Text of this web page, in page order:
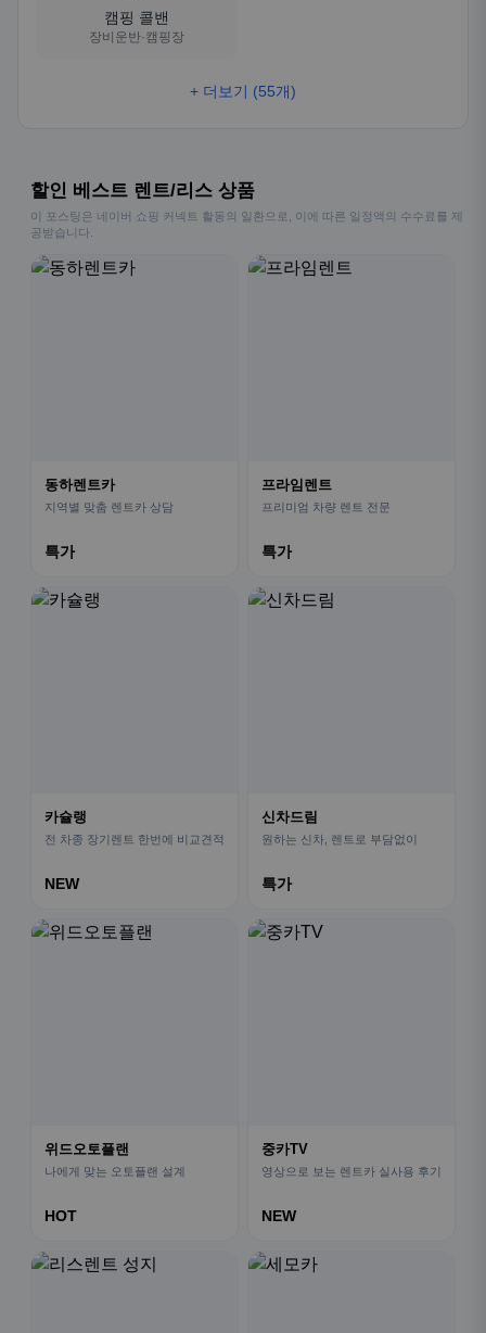
캠핑 콜밴
장비운반·캠핑장
+ 더보기 (55개)
할인 베스트 렌트/리스 상품
이 포스팅은 네이버 쇼핑 커넥트 활동의 일환으로, 이에 따른 일정액의 수수료를 제
공받습니다.
동하렌트카
지역별 맞춤 렌트카 상담
특가
프라임렌트
프리미엄 차량 렌트 전문
특가
카슐랭
전 차종 장기렌트 한번에 비교견적
NEW
신차드림
원하는 신차, 렌트로 부담없이
특가
위드오토플랜
나에게 맞는 오토플랜 설계
HOT
중카TV
영상으로 보는 렌트카 실사용 후기
NEW